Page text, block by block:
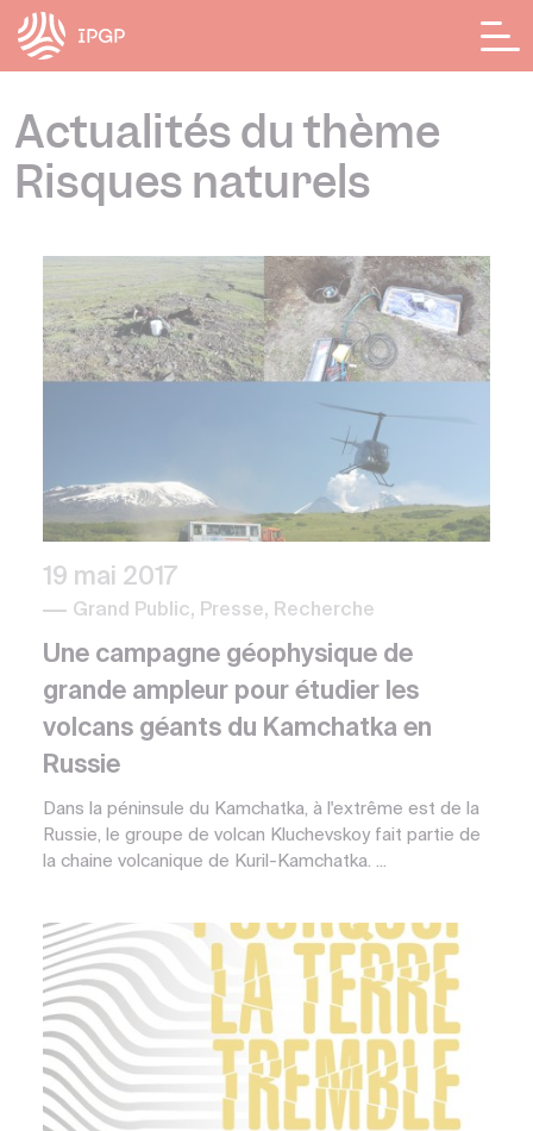
Actualités du thème
Risques naturels
19 mai 2017
Grand Public, Presse, Recherche
Une campagne géophysique de
grande ampleur pour étudier les
volcans géants du Kamchatka en
Russie
Dans la péninsule du Kamchatka, à l'extrême est de la
Russie, le groupe de volcan Kluchevskoy fait partie de
la chaine volcanique de Kuril-Kamchatka. ...
Panneau de gestion des cookies